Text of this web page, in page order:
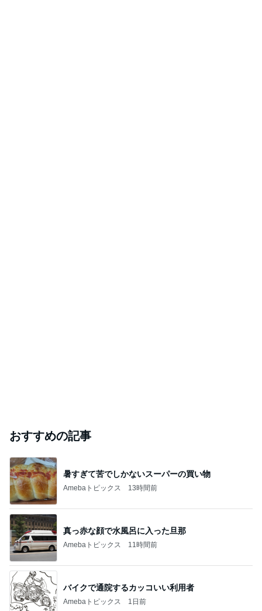
おすすめの記事
暑すぎて苦でしかないスーパーの買い物
Amebaトピックス 13時間前
真っ赤な顔で水風呂に入った旦那
Amebaトピックス 11時間前
バイクで通院するカッコいい利用者
Amebaトピックス 1日前